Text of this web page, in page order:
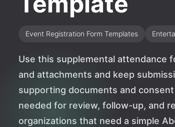
Event Registration Form Templates
Use this supplemental attendance
and attachments and keep
supporting documents and
needed for review, follow-up, and
organizations that need a simple